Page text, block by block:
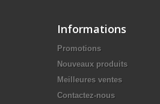
Informations
Promotions
Nouveaux produits
Meilleures ventes
Contactez-nous